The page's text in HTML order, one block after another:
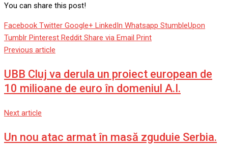
You can share this post!
Facebook Twitter Google+ LinkedIn Whatsapp StumbleUpon
Tumblr Pinterest Reddit Share via Email Print
Previous article
UBB Cluj va derula un proiect european de
10 milioane de euro în domeniul A.I.
Next article
Un nou atac armat în masă zguduie Serbia.